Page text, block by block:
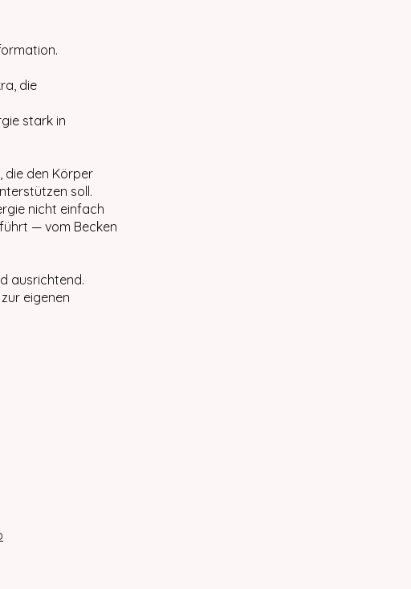
die
stark in
die den Körper
soll.
nicht einfach
— vom Becken
ausrichtend.
eigenen